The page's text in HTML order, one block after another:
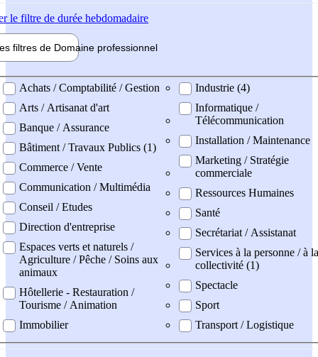
le filtre de durée hebdomadaire
filtres de Domaine professionnel
professionel
Achats / Comptabilité / Gestion
Arts / Artisanat d'art
Banque / Assurance
Bâtiment / Travaux Publics (1)
Commerce / Vente
Communication / Multimédia
Conseil / Etudes
Direction d'entreprise
Espaces verts et naturels /
Agriculture / Pêche / Soins aux
animaux
Hôtellerie - Restauration /
Tourisme / Animation
Immobilier
Industrie (4)
Informatique /
Télécommunication
Installation / Maintenance
Marketing / Stratégie
commerciale
Ressources Humaines
Santé
Secrétariat / Assistanat
Services à la personne / à la
collectivité (1)
Spectacle
Sport
Transport / Logistique